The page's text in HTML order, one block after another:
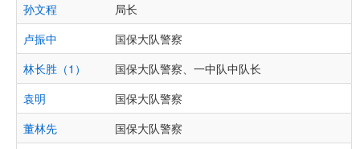
孙文程
局长
卢振中
国保大队警察
林长胜（1）
国保大队警察、一中队中队长
袁明
国保大队警察
董林先
国保大队警察